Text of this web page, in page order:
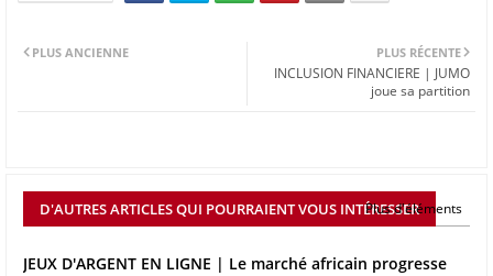
PLUS RÉCENTE
INCLUSION FINANCIERE | JUMO
joue sa partition
PLUS ANCIENNE
D'AUTRES ARTICLES QUI POURRAIENT VOUS INTÉRESSER
Plus d'éléments
JEUX D'ARGENT EN LIGNE | Le marché africain progresse